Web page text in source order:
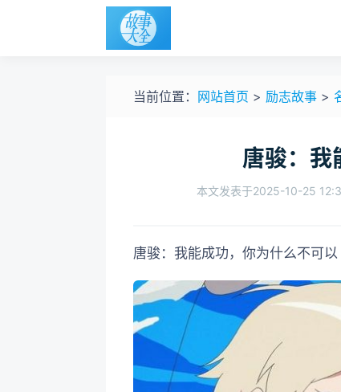
当前位置： 网站首页 > 励志故事 >
唐骏：我
本文发表于2025-10-25
唐骏：我能成功，你为什么不可以